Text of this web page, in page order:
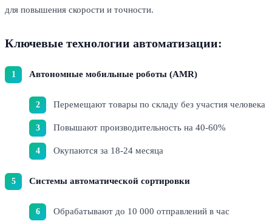
для повышения скорости и точности.
Ключевые технологии автоматизации:
Автономные мобильные роботы (AMR)
Перемещают товары по складу без участия человека
Повышают производительность на 40-60%
Окупаются за 18-24 месяца
Системы автоматической сортировки
Обрабатывают до 10 000 отправлений в час